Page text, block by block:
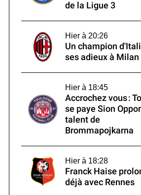
de la Ligue 3
Hier à 20:26
Un champion
ses adieux à Milan
Hier à 18:45
Accrochez vous :
se paye Sion
talent de
Brommapojkarna
Hier à 18:28
Franck Haise
déjà avec Rennes